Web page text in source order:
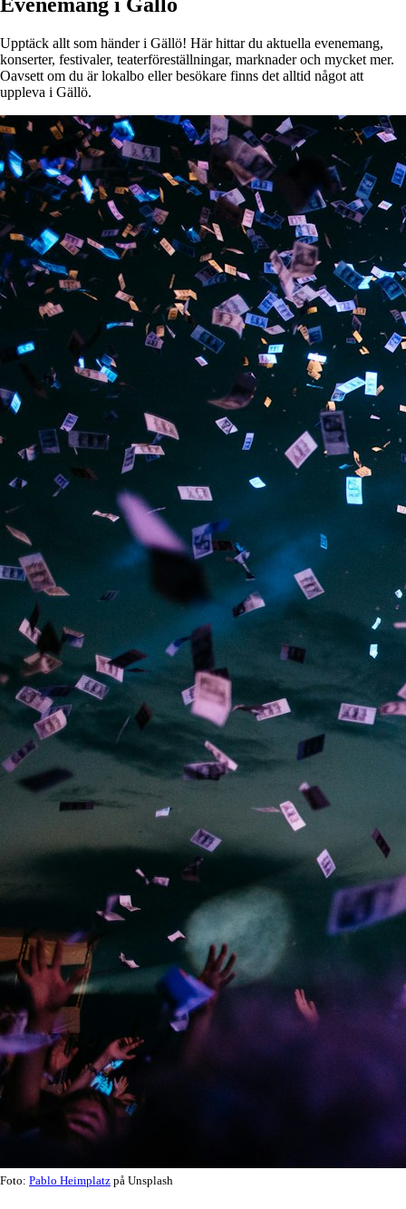
Evenemang i Gällö
Upptäck allt som händer i Gällö! Här hittar du aktuella evenemang,
konserter, festivaler, teaterföreställningar, marknader och mycket mer.
Oavsett om du är lokalbo eller besökare finns det alltid något att
uppleva i Gällö.
Foto: Pablo Heimplatz på Unsplash